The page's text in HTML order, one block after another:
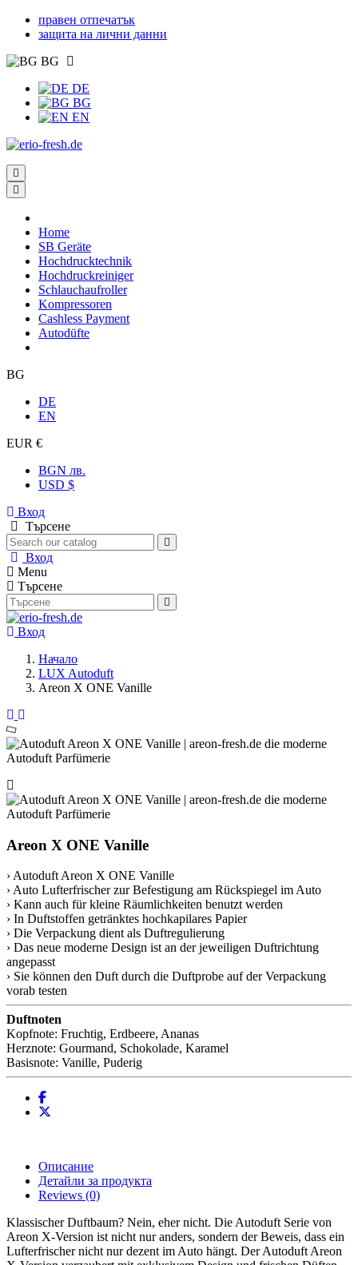
правен отпечатък
защита на лични данни
BG
DE
BG
EN
Home
SB Geräte
Hochdrucktechnik
Hochdruckreiniger
Schlauchaufroller
Kompressoren
Cashless Payment
Autodüfte
BG
DE
EN
EUR €
BGN лв.
USD $
Вход
Търсене
Вход
Menu
Търсене
Вход
Начало
LUX Autoduft
Areon X ONE Vanille
Areon X ONE Vanille
› Autoduft Areon X ONE Vanille
› Auto Lufterfrischer zur Befestigung am Rückspiegel im Auto
› Kann auch für kleine Räumlichkeiten benutzt werden
› In Duftstoffen getränktes hochkapilares Papier
› Die Verpackung dient als Duftregulierung
› Das neue moderne Design ist an der jeweiligen Duftrichtung
angepasst
› Sie können den Duft durch die Duftprobe auf der Verpackung
vorab testen
Duftnoten
Kopfnote: Fruchtig, Erdbeere, Ananas
Herznote: Gourmand, Schokolade, Karamel
Basisnote: Vanille, Puderig
Описание
Детайли за продукта
Reviews (0)
Klassischer Duftbaum? Nein, eher nicht. Die Autoduft Serie von
Areon X-Version ist nicht nur anders, sondern der Beweis, dass ein
Lufterfrischer nicht nur dezent im Auto hängt. Der Autoduft Areon